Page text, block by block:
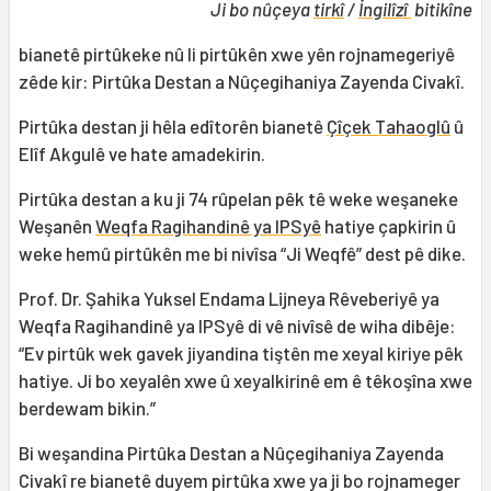
Ji bo nûçeya tirkî/ İngilîzî bitikîne
bianetê pirtûkeke nû li pirtûkên xwe yên rojnamegeriyê
zêde kir: Pirtûka Destan a Nûçegihaniya Zayenda Civakî.
Pirtûka destan ji hêla edîtorên bianetê Çîçek Tahaoglû û
Elîf Akgulê ve hate amadekirin.
Pirtûka destan a ku ji 74 rûpelan pêk tê weke weşaneke
Weşanên Weqfa Ragihandinê ya IPSyê hatiye çapkirin û
weke hemû pirtûkên me bi nivîsa “Ji Weqfê” dest pê dike.
Prof. Dr. Şahika Yuksel Endama Lijneya Rêveberiyê ya
Weqfa Ragihandinê ya IPSyê di vê nivîsê de wiha dibêje:
“Ev pirtûk wek gavek jiyandina tiştên me xeyal kiriye pêk
hatiye. Ji bo xeyalên xwe û xeyalkirinê em ê têkoşîna xwe
berdewam bikin.”
Bi weşandina Pirtûka Destan a Nûçegihaniya Zayenda
Civakî re bianetê duyem pirtûka xwe ya ji bo rojnameger